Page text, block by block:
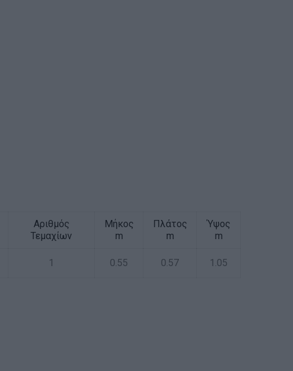
Αριθμός
Τεμαχίων
Μήκος
m
Πλάτος
m
Ύψος
m
1 0.55 0.57 1.05